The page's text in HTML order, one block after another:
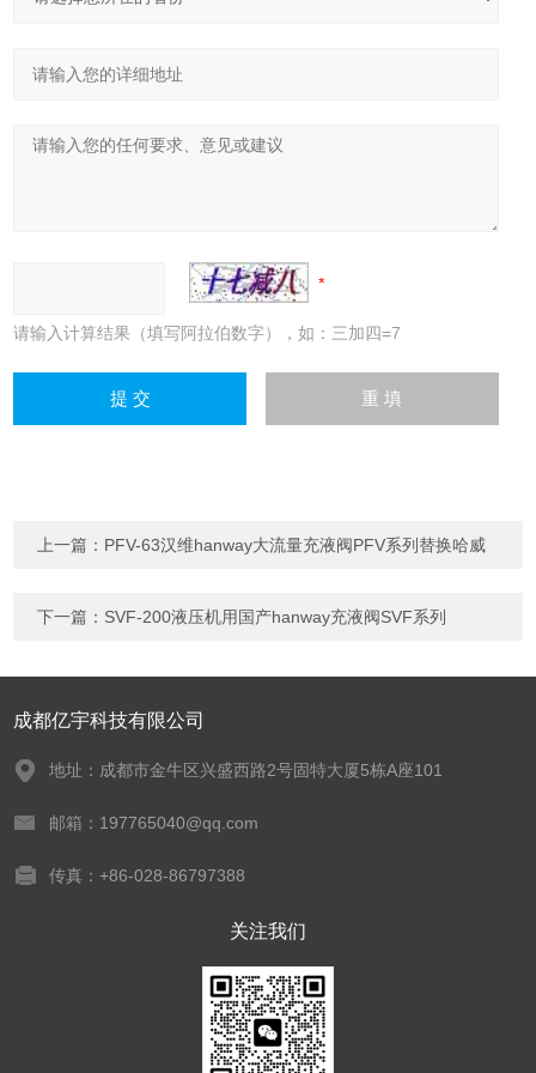
请输入计算结果（填写阿拉伯数字），如：三加四=7
上一篇： PFV-63汉维hanway大流量充液阀PFV系列替换哈威
下一篇： SVF-200液压机用国产hanway充液阀SVF系列
成都亿宇科技有限公司
地址：成都市金牛区兴盛西路2号固特大厦5栋A座101
邮箱：197765040@qq.com
传真：+86-028-86797388
关注我们